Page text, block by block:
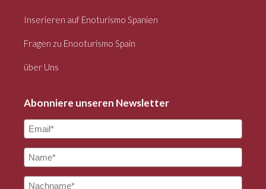
Inserieren auf Enoturismo Spanien
Fragen zu Enooturismo Spain
über Uns
Abonniere unseren Newsletter